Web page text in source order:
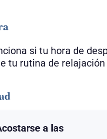
si tu hora de
tu rutina de
a las